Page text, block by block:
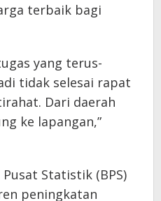
terbaik bagi
yang terus-
tidak selesai rapat
Dari daerah
ke lapangan,”
Statistik (BPS)
peningkatan